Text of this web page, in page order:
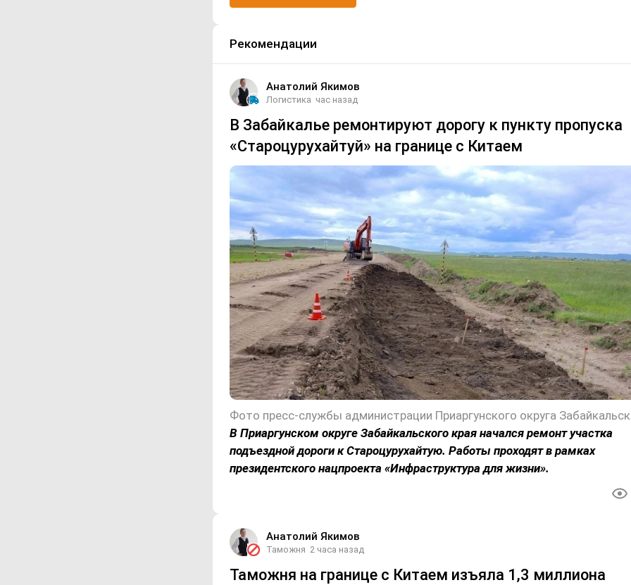
Рекомендации
Анатолий Якимов
Логистика час назад
В Забайкалье ремонтируют дорогу к пункту пропуска
«Староцурухайтуй» на границе с Китаем
В Приаргунском округе Забайкальского края начался ремонт участка
подъездной дороги к Староцурухайтую. Работы проходят в рамках
президентского нацпроекта «Инфраструктура для жизни».
Анатолий Якимов
Таможня 2 часа назад
Таможня на границе с Китаем изъяла 1,3 миллиона